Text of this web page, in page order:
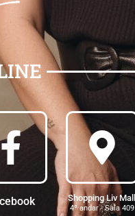
Shopping Liv Mall
4º andar - Sala 409